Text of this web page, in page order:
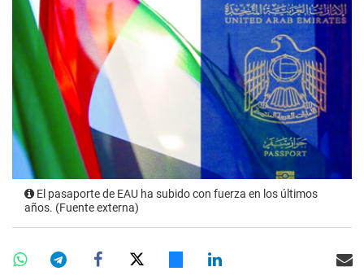
El pasaporte de EAU ha subido con fuerza en los últimos
años. (Fuente externa)